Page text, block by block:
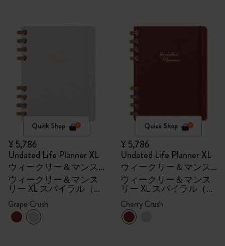
Quick Shop
¥ 5,786
Undated Life Planner XL
ウィークリー＆マンス
リー XL スパイラル（グ
レープクラッシュ）
ウィークリー＆マンス
リー XL スパイラル（グ
レープクラッシュ）
Grape Crush
Quick Shop
¥ 5,786
Undated Life Planner XL
ウィークリー＆マンス
リー XL スパイラル（チ
ェリークラッシュ）
ウィークリー＆マンス
リー XL スパイラル（チ
ェリークラッシュ）
Cherry Crush